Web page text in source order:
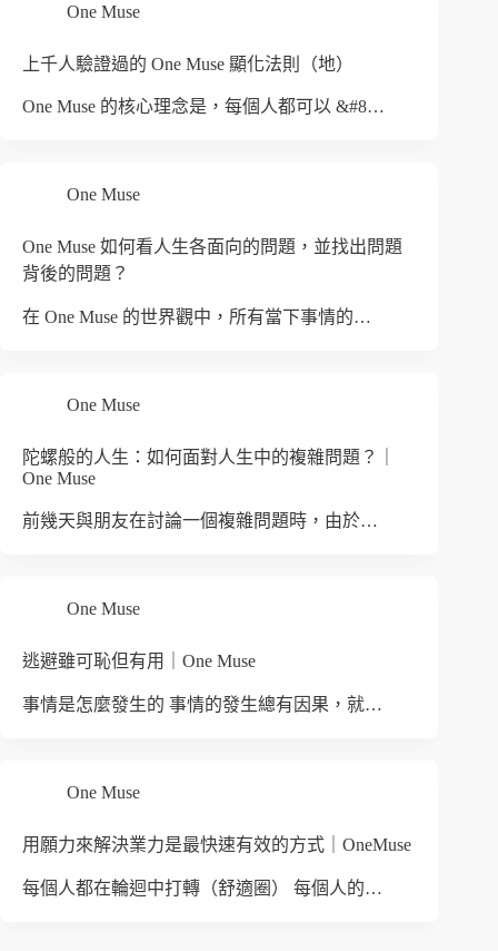
One Muse
上千人驗證過的 One Muse 顯化法則（地）
One Muse 的核心理念是，每個人都可以 &#8…
One Muse
One Muse 如何看人生各面向的問題，並找出問題
背後的問題？
在 One Muse 的世界觀中，所有當下事情的…
One Muse
陀螺般的人生：如何面對人生中的複雜問題？｜
One Muse
前幾天與朋友在討論一個複雜問題時，由於…
One Muse
逃避雖可恥但有用｜One Muse
事情是怎麼發生的 事情的發生總有因果，就…
One Muse
用願力來解決業力是最快速有效的方式｜OneMuse
每個人都在輪迴中打轉（舒適圈） 每個人的…